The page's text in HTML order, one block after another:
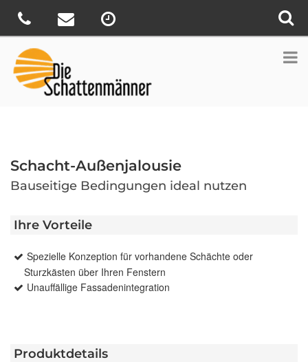
Schacht-Außenjalousie
Bauseitige Bedingungen ideal nutzen
Ihre Vorteile
Spezielle Konzeption für vorhandene Schächte oder
Sturzkästen über Ihren Fenstern
Unauffällige Fassadenintegration
Produktdetails